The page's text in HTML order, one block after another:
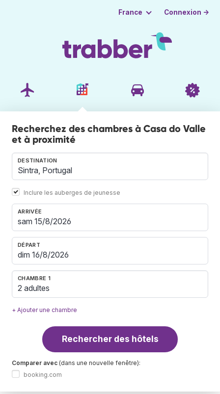
France Connexion →
Recherchez des chambres à Casa do Valle
et à proximité
DESTINATION
Inclure les auberges de jeunesse
ARRIVÉE
DÉPART
CHAMBRE 1
2 adultes
+ Ajouter une chambre
Rechercher des hôtels
Comparer avec (dans une nouvelle fenêtre):
booking.com